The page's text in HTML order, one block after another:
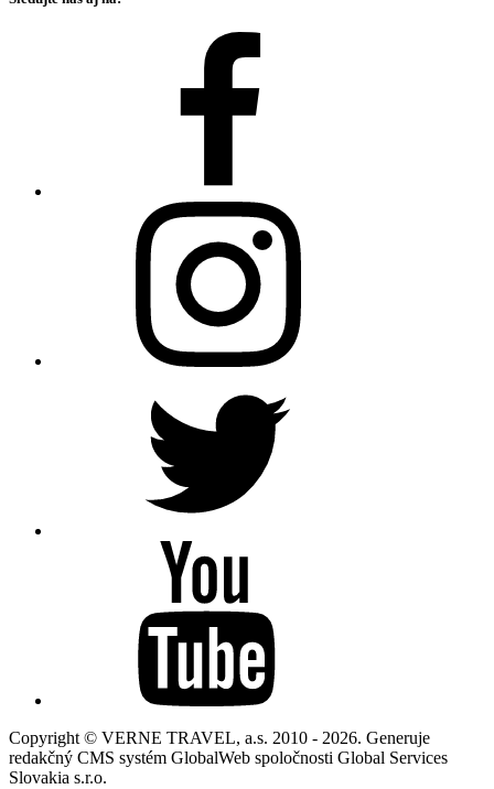
Copyright © VERNE TRAVEL, a.s. 2010 - 2026. Generuje
redakčný CMS systém GlobalWeb spoločnosti Global Services
Slovakia s.r.o.